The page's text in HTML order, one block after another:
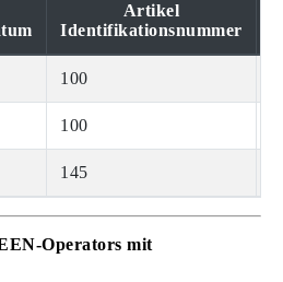
Artikel
Identifikationsnummer
100
100
145
Operators mit